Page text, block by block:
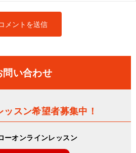
問い合わせ
スン希望者募集中！
ーオンラインレッスン